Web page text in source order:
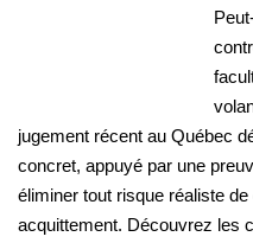
jugement récent au Québec
concret, appuyé par une
éliminer tout risque réaliste
acquittement. Découvrez les